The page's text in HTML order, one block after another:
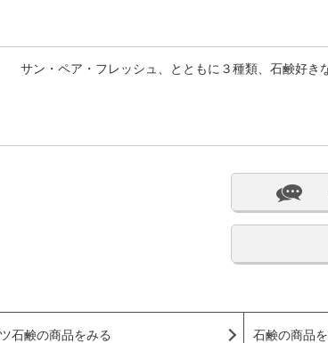
サン・ペア・フレッシュ、とともに３種類、石鹸好き
石鹸の商品をみる 石鹸の商品